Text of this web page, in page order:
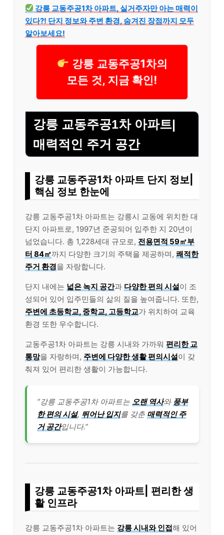
강릉 교동주공1차 아파트, 실거주자만 아는 매력이
있다?! 단지 정보와 주변 환경, 숨겨진 장점까지 모두
알아보세요!
강릉 교동주공1차의
모든 것, 지금 확인!
강릉 교동주공1차 아파트|
매력적인 주거 공간
강릉 교동주공1차 아파트 단지 정보|
핵심 정보 한눈에
강릉 교동주공1차 아파트는 강릉시 교동에 위치한 대
단지 아파트로, 1997년 준공되어 입주한 지 20년이
넘었습니다. 총 1,228세대 규모로, 전용면적 59㎡부
터 84㎡까지 다양한 크기의 주택을 제공하며, 쾌적한
주거 환경을 자랑합니다.
단지 내에는 넓은 녹지 공간과 다양한 편의 시설이 조
성되어 있어 입주민들의 삶의 질을 높여줍니다. 또한,
주변에 초등학교, 중학교, 고등학교가 위치하여 교육
환경 또한 우수합니다.
교동주공1차 아파트는 강릉 시내와 가까워 편리한 교
통망을 자랑하며, 주변에 다양한 생활 편의시설이 갖
춰져 있어 편리한 생활이 가능합니다.
“강릉 교동주공1차 아파트는 오랜 역사와 풍부
한 편의 시설, 뛰어난 입지를 갖춘 매력적인 주
거 공간입니다.”
강릉 교동주공1차 아파트| 편리한 생
활 인프라
강릉 교동주공1차 아파트는 강릉 시내와 인접해 있어